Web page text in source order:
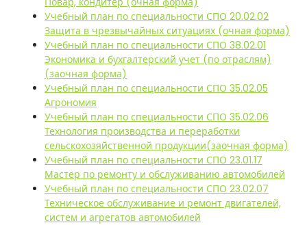
Учебный план по специальности СПО 20.02.02
Защита в чрезвычайных ситуациях (очная форма)
Учебный план по специальности СПО 38.02.01
Экономика и бухгалтерский учет (по отраслям)
(заочная форма)
Учебный план по специальности СПО 35.02.05
Агрономия
Учебный план по специальности СПО 35.02.06
Технология производства и переработки
сельскохозяйственной продукции(заочная форма)
Учебный план по специальности СПО 23.01.17
Мастер по ремонту и обслуживанию автомобилей
Учебный план по специальности СПО 23.02.07
Техническое обслуживание и ремонт двигателей,
систем и агрегатов автомобилей